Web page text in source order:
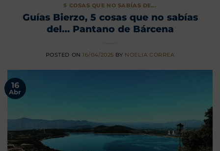
5 COSAS QUE NO SABÍAS DE...
Guías Bierzo, 5 cosas que no sabías
del… Pantano de Bárcena
POSTED ON16/04/2025 BY NOELIA CORREA
16
Abr